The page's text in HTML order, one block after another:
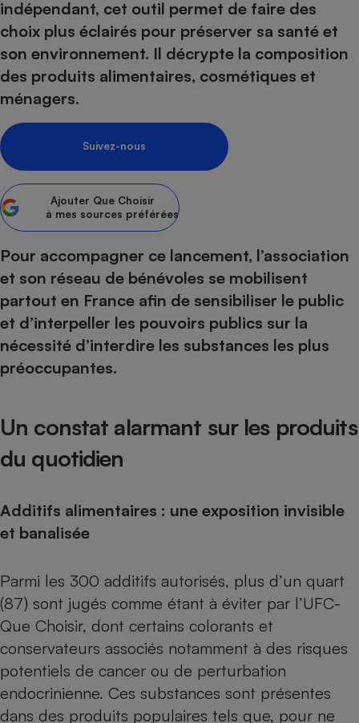
indépendant, cet outil permet de faire des
choix plus éclairés pour préserver sa santé et
son environnement. Il décrypte la composition
des produits alimentaires, cosmétiques et
ménagers.
Suivez-nous
Ajouter Que Choisir
à mes sources préférées
Pour accompagner ce lancement, l’association
et son réseau de bénévoles se mobilisent
partout en France afin de sensibiliser le public
et d’interpeller les pouvoirs publics sur la
nécessité d’interdire les substances les plus
préoccupantes.
Un constat alarmant sur les produits
du quotidien
Additifs alimentaires : une exposition invisible
et banalisée
Parmi les 300 additifs autorisés, plus d’un quart
(87) sont jugés comme étant à éviter par l’UFC-
Que Choisir, dont certains colorants et
conservateurs associés notamment à des risques
potentiels de cancer ou de perturbation
endocrinienne. Ces substances sont présentes
dans des produits populaires tels que, pour ne
Complément
alimentaire
Assurance emprunteur
Petit électroménager -
Ventilateur
Radiateur électrique
Mutuelle